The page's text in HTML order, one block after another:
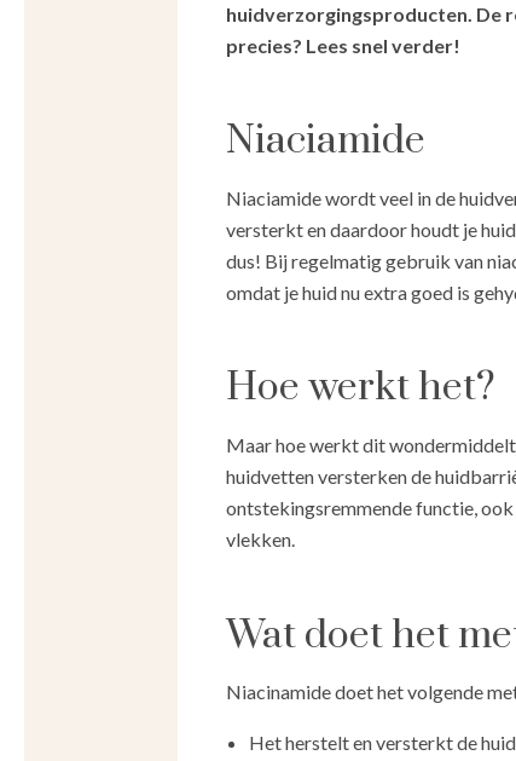
huidverzorgingsproducten. De
precies? Lees snel verder!
Niaciamide
Niaciamide wordt veel in de
versterkt en daardoor houdt je
dus! Bij regelmatig gebruik van
omdat je huid nu extra goed is
Hoe werkt het?
Maar hoe werkt dit
huidvetten versterken de
ontstekingsremmende functie,
vlekken.
Wat doet het
Niacinamide doet het volgende
Het herstelt en versterkt de